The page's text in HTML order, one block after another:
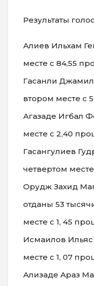
Результаты
Алиев Ильхам
месте с 84,55
Гасанли
втором месте с
Агазаде Игбал
месте с 2,40
Гасангулиев
четвертом
Орудж Захид
отданы 53
месте с 1, 45
Исмаилов Ильяс
месте с 1, 07
Ализаде Араз